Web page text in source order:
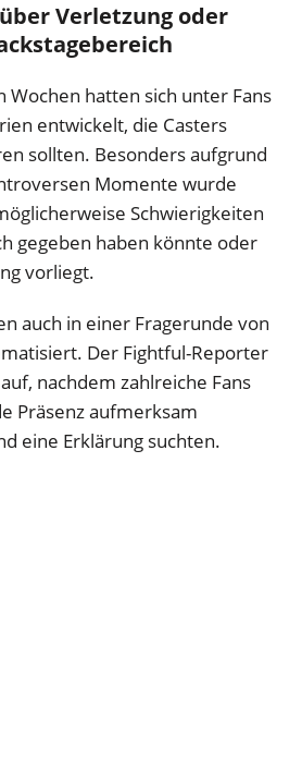
Verletzung oder
Wochen hatten sich unter Fans
entwickelt, die Casters
sollten. Besonders aufgrund
Momente wurde
Schwierigkeiten
gegeben haben könnte oder
vorliegt.
auch in einer Fragerunde von
Der Fightful-Reporter
nachdem zahlreiche Fans
Präsenz aufmerksam
eine Erklärung suchten.